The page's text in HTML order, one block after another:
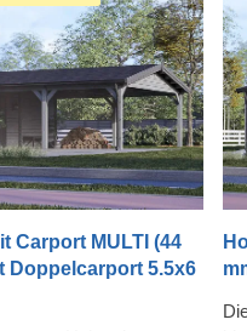
Carport MULTI (44
Doppelcarport 5.5x6